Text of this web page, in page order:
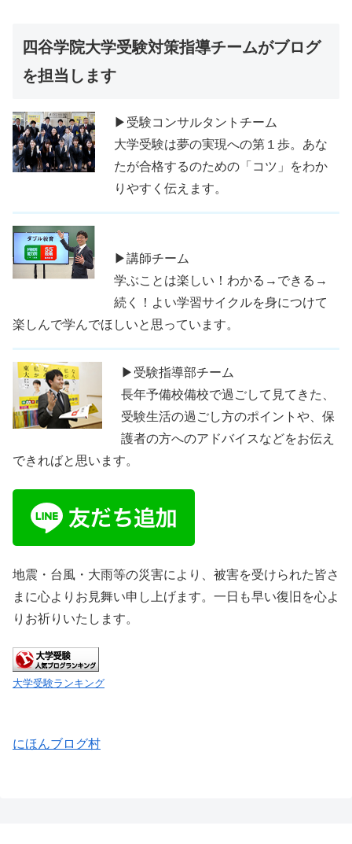
四谷学院大学受験対策指導チームがブログ
を担当します
▶受験コンサルタントチーム
大学受験は夢の実現への第１歩。あな
たが合格するのための「コツ」をわか
りやすく伝えます。
▶講師チーム
学ぶことは楽しい！わかる→できる→
続く！よい学習サイクルを身につけて
楽しんで学んでほしいと思っています。
▶受験指導部チーム
長年予備校備校で過ごして見てきた、
受験生活の過ごし方のポイントや、保
護者の方へのアドバイスなどをお伝え
できればと思います。
地震・台風・大雨等の災害により、被害を受けられた皆さ
まに心よりお見舞い申し上げます。一日も早い復旧を心よ
りお祈りいたします。
大学受験ランキング
にほんブログ村